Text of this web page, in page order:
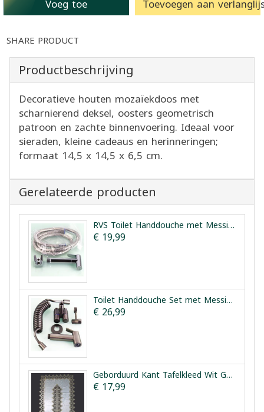
Voeg toe Toevoegen aan
SHARE PRODUCT
Productbeschrijving
Decoratieve houten mozaïekdoos met
scharnierend deksel, oosters geometrisch
patroon en zachte binnenvoering. Ideaal voor
sieraden, kleine cadeaus en herinneringen;
formaat 14,5 x 14,5 x 6,5 cm.
Gerelateerde producten
RVS Toilet Handdouche met Messing Kern Vesta
€ 19,99
Toilet Handdouche Set met Messing Kern en Dubbele Kraan Vesta
€ 26,99
Geborduurd Kant Tafelkleed Wit Goud 150x210cm
€ 17,99